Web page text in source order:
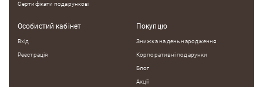
Сертифікати подарункові
Особистий кабінет
Вхід
Реєстрація
Покупцю
Знижка на день народження
Корпоративні подарунки
Блог
Акції